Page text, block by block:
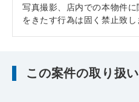
写真撮影、店内での本物件
をきたす行為は固く禁止致し
この案件の取り扱